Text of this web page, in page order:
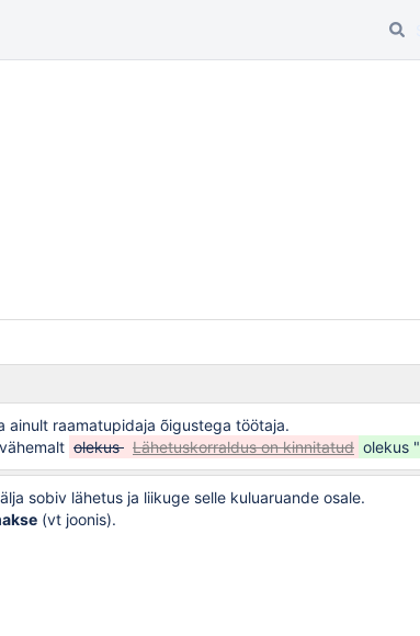
ainult raamatupidaja õigustega töötaja.
olekus Lähetuskorraldus on kinnitatud olekus "
sobiv lähetus ja liikuge selle kuluaruande osale.
(vt joonis).